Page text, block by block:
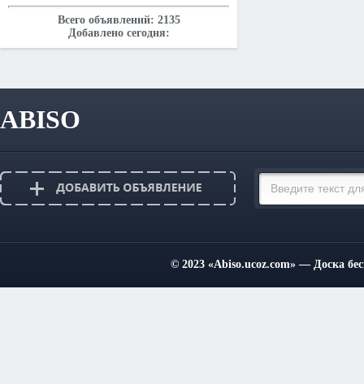
Всего объявлений: 2135
Добавлено сегодня:
ABISO
© 2023 «Abiso.ucoz.com» — Доска